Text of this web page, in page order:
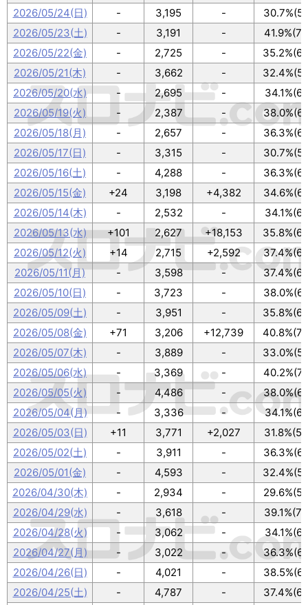
2026/05/24(日) - 3,195 -
2026/05/23(土)
- 3,191 -
2026/05/22(金)
- 2,725 -
2026/05/21(木)
- 3,662 -
2026/05/20(水)
- 2,695 -
2026/05/19(火)
- 2,387 -
2026/05/18(月)
- 2,657 -
2026/05/17(日)
- 3,315 -
2026/05/16(土)
- 4,288 -
2026/05/15(金)
+24 3,198 +4,382
2026/05/14(木)
- 2,532 -
2026/05/13(水)
+101 2,627 +18,153
2026/05/12(火)
+14 2,715 +2,592
2026/05/11(月)
- 3,598 -
2026/05/10(日)
- 3,723 -
2026/05/09(土)
- 3,951 -
2026/05/08(金)
+71 3,206 +12,739
2026/05/07(木)
- 3,889 -
2026/05/06(水)
- 3,369 -
2026/05/05(火)
- 4,486 -
2026/05/04(月)
- 3,336 -
2026/05/03(日)
+11 3,771 +2,027
2026/05/02(土)
- 3,911 -
2026/05/01(金)
- 4,593 -
2026/04/30(木)
- 2,934 -
2026/04/29(水)
- 3,618 -
2026/04/28(火)
- 3,062 -
2026/04/27(月)
- 3,022 -
2026/04/26(日)
- 4,021 -
2026/04/25(土)
- 4,787 -